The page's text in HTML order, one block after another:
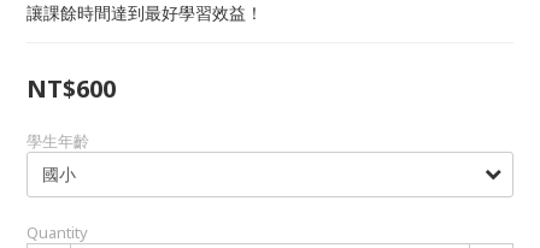
讓課餘時間達到最好學習效益！
NT$600
學生年齡
Quantity